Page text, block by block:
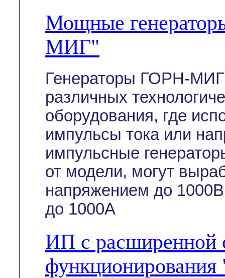
Мощные
МИГ"
Генераторы ГОРН-
различных
оборудования, где
импульсы тока или
импульсные
от модели, могут
напряжением до
до 1000А
ИП с расширенной